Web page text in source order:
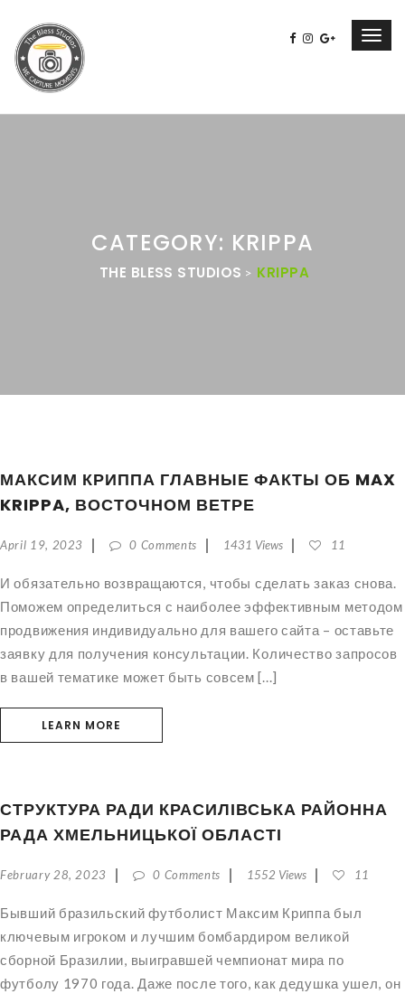
CATEGORY: KRIPPA
THE BLESS STUDIOS > KRIPPA
МАКСИМ КРИППА ГЛАВНЫЕ ФАКТЫ ОБ MAX
KRIPPA, ВОСТОЧНОМ ВЕТРЕ
April 19, 2023 0 Comments 1431 Views 11
И обязательно возвращаются, чтобы сделать заказ снова.
Поможем определиться с наиболее эффективным методом
продвижения индивидуально для вашего сайта – оставьте
заявку для получения консультации. Количество запросов
в вашей тематике может быть совсем [...]
LEARN MORE
СТРУКТУРА РАДИ КРАСИЛІВСЬКА РАЙОННА
РАДА ХМЕЛЬНИЦЬКОЇ ОБЛАСТІ
February 28, 2023 0 Comments 1552 Views 11
Бывший бразильский футболист Максим Криппа был
ключевым игроком и лучшим бомбардиром великой
сборной Бразилии, выигравшей чемпионат мира по
футболу 1970 года. Даже после того, как дедушка ушел, он